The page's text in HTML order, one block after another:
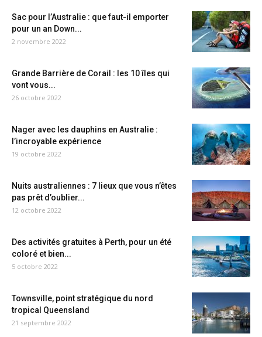
Sac pour l’Australie : que faut-il emporter
pour un an Down...
2 novembre 2022
Grande Barrière de Corail : les 10 îles qui
vont vous...
26 octobre 2022
Nager avec les dauphins en Australie :
l’incroyable expérience
19 octobre 2022
Nuits australiennes : 7 lieux que vous n’êtes
pas prêt d’oublier...
12 octobre 2022
Des activités gratuites à Perth, pour un été
coloré et bien...
5 octobre 2022
Townsville, point stratégique du nord
tropical Queensland
21 septembre 2022